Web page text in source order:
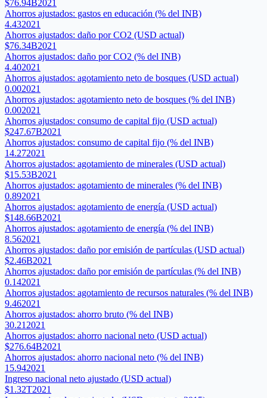
$76.94B2021
Ahorros ajustados: gastos en educación (% del INB)
4.432021
Ahorros ajustados: daño por CO2 (USD actual)
$76.34B2021
Ahorros ajustados: daño por CO2 (% del INB)
4.402021
Ahorros ajustados: agotamiento neto de bosques (USD actual)
0.002021
Ahorros ajustados: agotamiento neto de bosques (% del INB)
0.002021
Ahorros ajustados: consumo de capital fijo (USD actual)
$247.67B2021
Ahorros ajustados: consumo de capital fijo (% del INB)
14.272021
Ahorros ajustados: agotamiento de minerales (USD actual)
$15.53B2021
Ahorros ajustados: agotamiento de minerales (% del INB)
0.892021
Ahorros ajustados: agotamiento de energía (USD actual)
$148.66B2021
Ahorros ajustados: agotamiento de energía (% del INB)
8.562021
Ahorros ajustados: daño por emisión de partículas (USD actual)
$2.46B2021
Ahorros ajustados: daño por emisión de partículas (% del INB)
0.142021
Ahorros ajustados: agotamiento de recursos naturales (% del INB)
9.462021
Ahorros ajustados: ahorro bruto (% del INB)
30.21 2021
Ahorros ajustados: ahorro nacional neto (USD actual)
$276.64B2021
Ahorros ajustados: ahorro nacional neto (% del INB)
15.942021
Ingreso nacional neto ajustado (USD actual)
$1.32T2021